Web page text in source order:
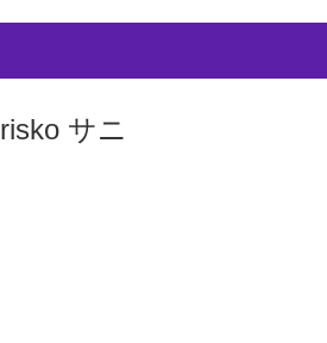
サニ